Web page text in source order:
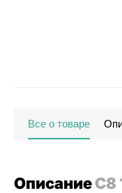
Все о товаре
ОписаниеС8